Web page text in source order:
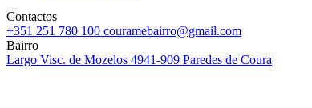
Contactos
+351 251 780 100 couramebairro@gmail.com
Bairro
Largo Visc. de Mozelos 4941-909 Paredes de Coura